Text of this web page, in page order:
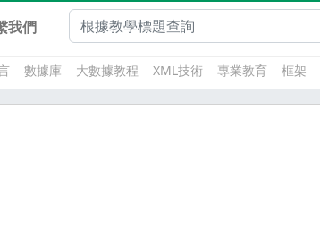
我們
數據庫 大數據教程 XML技術 專業教育 框架